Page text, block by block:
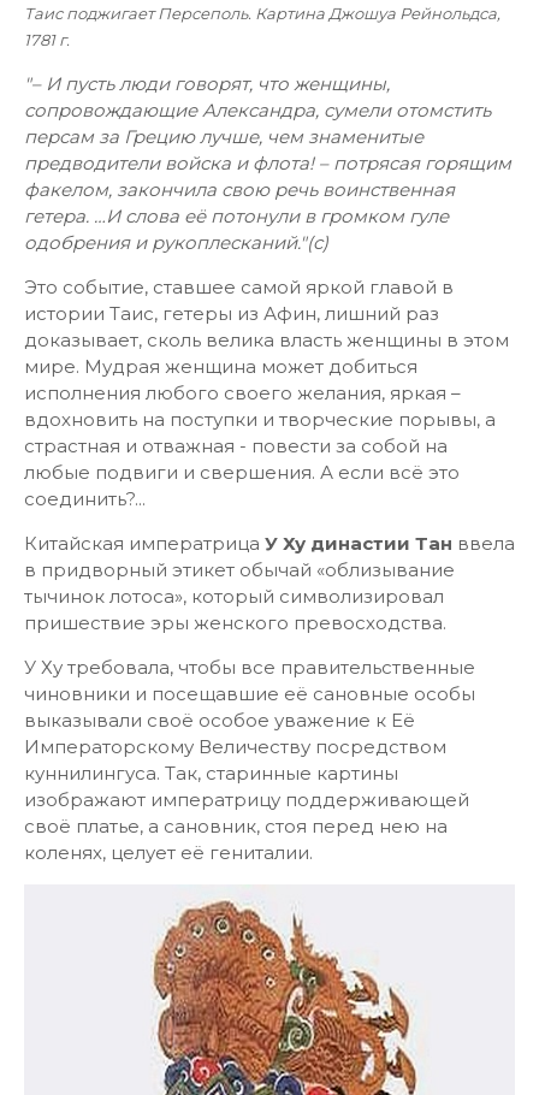
Таис поджигает Персеполь. Картина Джошуа Рейнольдса,
1781 г.
"– И пусть люди говорят, что женщины,
сопровождающие Александра, сумели отомстить
персам за Грецию лучше, чем знаменитые
предводители войска и флота! – потрясая горящим
факелом, закончила свою речь воинственная
гетера. …И слова её потонули в громком гуле
одобрения и рукоплесканий."(с)
Это событие, ставшее самой яркой главой в
истории Таис, гетеры из Афин, лишний раз
доказывает, сколь велика власть женщины в этом
мире. Мудрая женщина может добиться
исполнения любого своего желания, яркая –
вдохновить на поступки и творческие порывы, а
страстная и отважная - повести за собой на
любые подвиги и свершения. А если всё это
соединить?...
Китайская императрица У Ху династии Тан ввела
в придворный этикет обычай «облизывание
тычинок лотоса», который символизировал
пришествие эры женского превосходства.
У Ху требовала, чтобы все правительственные
чиновники и посещавшие её сановные особы
выказывали своё особое уважение к Её
Императорскому Величеству посредством
куннилингуса. Так, старинные картины
изображают императрицу поддерживающей
своё платье, а сановник, стоя перед нею на
коленях, целует её гениталии.